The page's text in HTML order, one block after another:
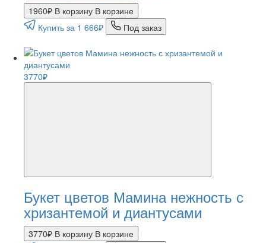
1960₽ В корзину В корзине
Купить за 1 666₽
Под заказ
3770₽
Букет цветов Мамина нежность с
хризантемой и диантусами
3770₽ В корзину В корзине